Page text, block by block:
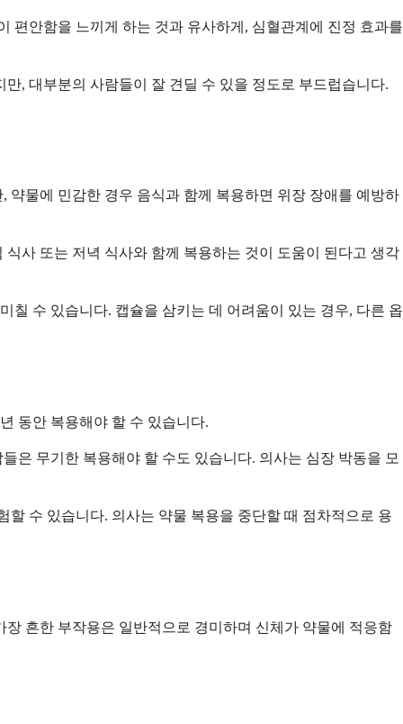
편안함을 느끼게 하는 것과 유사하게, 심혈관계에 진정 효과를
, 대부분의 사람들이 잘 견딜 수 있을 정도로 부드럽습니다.
물에 민감한 경우 음식과 함께 복용하면 위장 장애를 예방하
사 또는 저녁 식사와 함께 복용하는 것이 도움이 된다고 생각
칠 수 있습니다. 캡슐을 삼키는 데 어려움이 있는 경우, 다른 옵
동안 복용해야 할 수 있습니다.
은 무기한 복용해야 할 수도 있습니다. 의사는 심장 박동을 모
수 있습니다. 의사는 약물 복용을 중단할 때 점차적으로 용
흔한 부작용은 일반적으로 경미하며 신체가 약물에 적응함